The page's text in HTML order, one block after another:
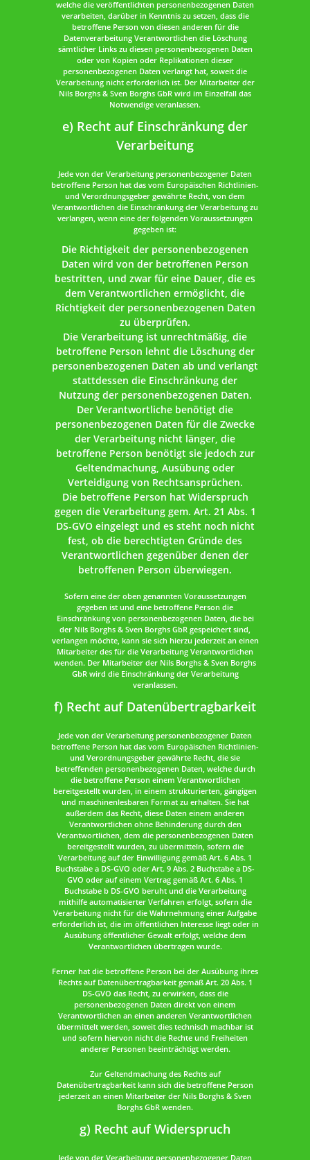
welche die veröffentlichten personenbezogenen Daten
verarbeiten, darüber in Kenntnis zu setzen, dass die
betroffene Person von diesen anderen für die
Datenverarbeitung Verantwortlichen die Löschung
sämtlicher Links zu diesen personenbezogenen Daten
oder von Kopien oder Replikationen dieser
personenbezogenen Daten verlangt hat, soweit die
Verarbeitung nicht erforderlich ist. Der Mitarbeiter der
Nils Borghs & Sven Borghs GbR wird im Einzelfall das
Notwendige veranlassen.
e) Recht auf Einschränkung der
Verarbeitung
Jede von der Verarbeitung personenbezogener Daten
betroffene Person hat das vom Europäischen Richtlinien-
und Verordnungsgeber gewährte Recht, von dem
Verantwortlichen die Einschränkung der Verarbeitung zu
verlangen, wenn eine der folgenden Voraussetzungen
gegeben ist:
Die Richtigkeit der personenbezogenen
Daten wird von der betroffenen Person
bestritten, und zwar für eine Dauer, die es
dem Verantwortlichen ermöglicht, die
Richtigkeit der personenbezogenen Daten
zu überprüfen.
Die Verarbeitung ist unrechtmäßig, die
betroffene Person lehnt die Löschung der
personenbezogenen Daten ab und verlangt
stattdessen die Einschränkung der
Nutzung der personenbezogenen Daten.
Der Verantwortliche benötigt die
personenbezogenen Daten für die Zwecke
der Verarbeitung nicht länger, die
betroffene Person benötigt sie jedoch zur
Geltendmachung, Ausübung oder
Verteidigung von Rechtsansprüchen.
Die betroffene Person hat Widerspruch
gegen die Verarbeitung gem. Art. 21 Abs. 1
DS-GVO eingelegt und es steht noch nicht
fest, ob die berechtigten Gründe des
Verantwortlichen gegenüber denen der
betroffenen Person überwiegen.
Sofern eine der oben genannten Voraussetzungen
gegeben ist und eine betroffene Person die
Einschränkung von personenbezogenen Daten, die bei
der Nils Borghs & Sven Borghs GbR gespeichert sind,
verlangen möchte, kann sie sich hierzu jederzeit an einen
Mitarbeiter des für die Verarbeitung Verantwortlichen
wenden. Der Mitarbeiter der Nils Borghs & Sven Borghs
GbR wird die Einschränkung der Verarbeitung
veranlassen.
f) Recht auf Datenübertragbarkeit
Jede von der Verarbeitung personenbezogener Daten
betroffene Person hat das vom Europäischen Richtlinien-
und Verordnungsgeber gewährte Recht, die sie
betreffenden personenbezogenen Daten, welche durch
die betroffene Person einem Verantwortlichen
bereitgestellt wurden, in einem strukturierten, gängigen
und maschinenlesbaren Format zu erhalten. Sie hat
außerdem das Recht, diese Daten einem anderen
Verantwortlichen ohne Behinderung durch den
Verantwortlichen, dem die personenbezogenen Daten
bereitgestellt wurden, zu übermitteln, sofern die
Verarbeitung auf der Einwilligung gemäß Art. 6 Abs. 1
Buchstabe a DS-GVO oder Art. 9 Abs. 2 Buchstabe a DS-
GVO oder auf einem Vertrag gemäß Art. 6 Abs. 1
Buchstabe b DS-GVO beruht und die Verarbeitung
mithilfe automatisierter Verfahren erfolgt, sofern die
Verarbeitung nicht für die Wahrnehmung einer Aufgabe
erforderlich ist, die im öffentlichen Interesse liegt oder in
Ausübung öffentlicher Gewalt erfolgt, welche dem
Verantwortlichen übertragen wurde.
Ferner hat die betroffene Person bei der Ausübung ihres
Rechts auf Datenübertragbarkeit gemäß Art. 20 Abs. 1
DS-GVO das Recht, zu erwirken, dass die
personenbezogenen Daten direkt von einem
Verantwortlichen an einen anderen Verantwortlichen
übermittelt werden, soweit dies technisch machbar ist
und sofern hiervon nicht die Rechte und Freiheiten
anderer Personen beeinträchtigt werden.
Zur Geltendmachung des Rechts auf
Datenübertragbarkeit kann sich die betroffene Person
jederzeit an einen Mitarbeiter der Nils Borghs & Sven
Borghs GbR wenden.
g) Recht auf Widerspruch
Jede von der Verarbeitung personenbezogener Daten